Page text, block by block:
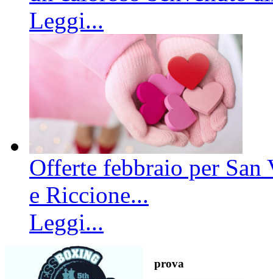
Leggi...
Offerte febbraio per
e Riccione...
Leggi...
prova